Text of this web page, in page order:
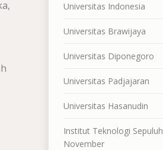
Universitas Indonesia
Universitas Brawijaya
Universitas Diponegoro
Universitas Padjajaran
Universitas Hasanudin
Institut Teknologi Sepuluh
November